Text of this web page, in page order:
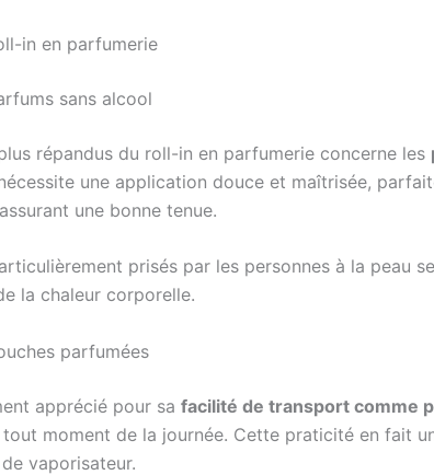
in en parfumerie
sans alcool
plus répandus du roll-in en parfumerie concerne les
une application douce et maîtrisée,
une bonne tenue.
prisés par les personnes à la peau
la chaleur corporelle.
parfumées
apprécié pour sa facilité de transport comme
moment de la journée. Cette praticité en fait
vaporisateur.